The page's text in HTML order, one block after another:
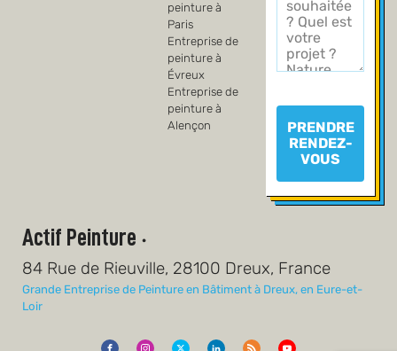
peinture à
Paris
Entreprise de
peinture à
Évreux
Entreprise de
peinture à
Alençon
PRENDRE
RENDEZ-
VOUS
Actif Peinture •
84 Rue de Rieuville, 28100 Dreux, France
Grande Entreprise de Peinture en Bâtiment à Dreux, en Eure-et-
Loir